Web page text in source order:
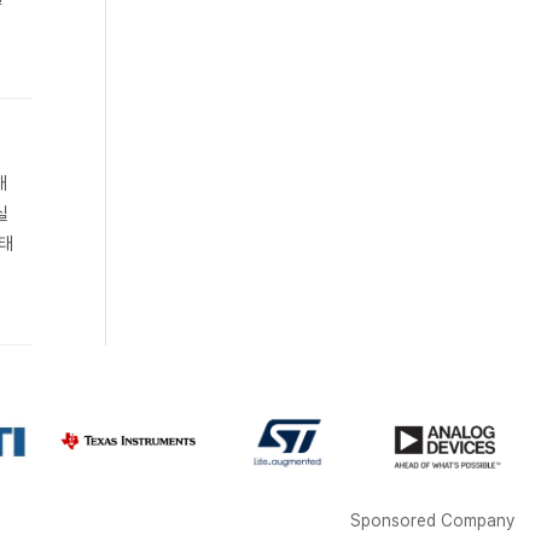
Sponsored Company